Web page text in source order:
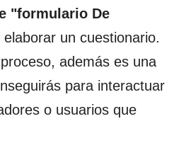
"formulario De
un cuestionario.
además es una
para interactuar
o usuarios que